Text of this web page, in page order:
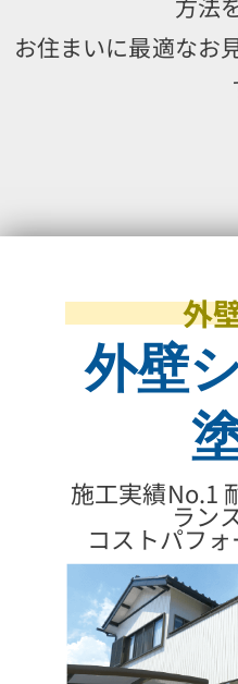
お住まいに最適なお
外
外壁
施工実績No.1
ラン
コストパフ